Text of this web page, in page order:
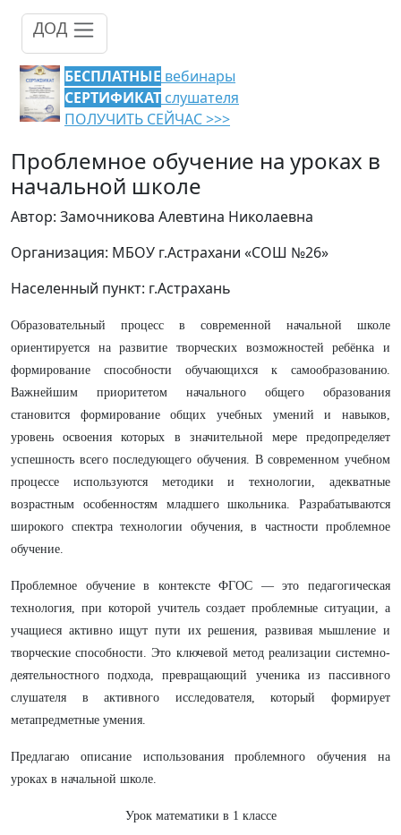
ДОД
БЕСПЛАТНЫЕ вебинары
СЕРТИФИКАТ слушателя
ПОЛУЧИТЬ СЕЙЧАС >>>
Проблемное обучение на уроках в
начальной школе
Автор: Замочникова Алевтина Николаевна
Организация: МБОУ г.Астрахани «СОШ №26»
Населенный пункт: г.Астрахань
Образовательный процесс в современной начальной школе
ориентируется на развитие творческих возможностей ребёнка и
формирование способности обучающихся к самообразованию.
Важнейшим приоритетом начального общего образования
становится формирование общих учебных умений и навыков,
уровень освоения которых в значительной мере предопределяет
успешность всего последующего обучения. В современном учебном
процессе используются методики и технологии, адекватные
возрастным особенностям младшего школьника. Разрабатываются
широкого спектра технологии обучения, в частности проблемное
обучение.
Проблемное обучение в контексте ФГОС — это педагогическая
технология, при которой учитель создает проблемные ситуации, а
учащиеся активно ищут пути их решения, развивая мышление и
творческие способности. Это ключевой метод реализации системно-
деятельностного подхода, превращающий ученика из пассивного
слушателя в активного исследователя, который формирует
метапредметные умения.
Предлагаю описание использования проблемного обучения на
уроках в начальной школе.
Урок математики в 1 классе